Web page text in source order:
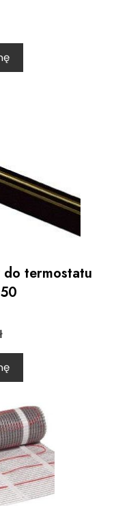
termostatu